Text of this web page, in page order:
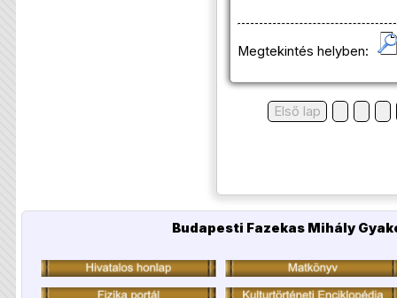
Megtekintés helyben:
Első lap
Budapesti Fazekas Mihály